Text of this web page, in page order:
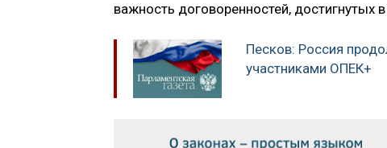
важность договоренностей, достигнутых
Песков: Россия
участниками ОПЕК+